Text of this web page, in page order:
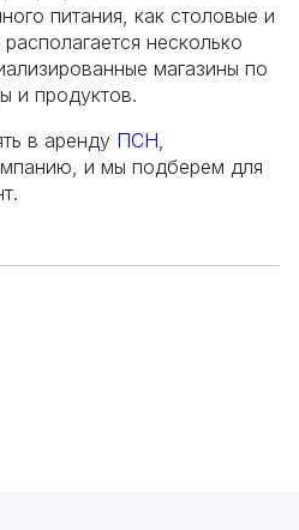
питания, как столовые и
несколько
магазины по
и продуктов.
в аренду ПСН
и мы подберем для